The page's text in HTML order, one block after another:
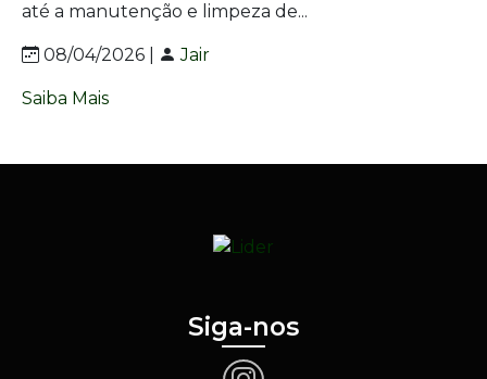
até a manutenção e limpeza de...
08/04/2026 | Jair
Saiba Mais
Siga-nos